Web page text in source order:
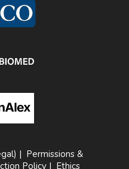
| Permissions &
Policy | Ethics